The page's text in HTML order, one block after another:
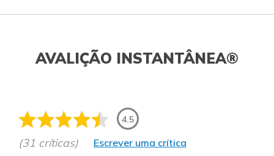
AVALIÇÃO INSTANTÂNEA®
4.5
(31 críticas) Escrever uma crítica